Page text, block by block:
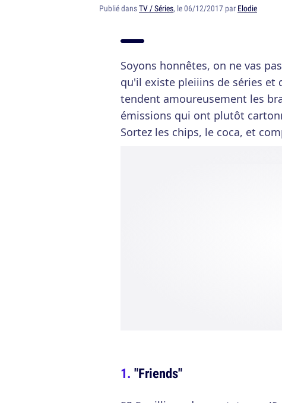
Publié dansTV / Séries, le 06/12/2017 par Elodie
Soyons honnêtes, on ne vas
qu'il existe pleiiins de séries et
tendent amoureusement les
émissions qui ont plutôt
Sortez les chips, le coca, et
"Friends"